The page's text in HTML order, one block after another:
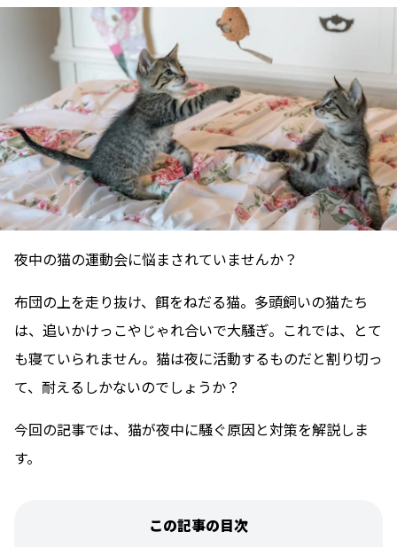
夜中の猫の運動会に悩まされていませんか？
布団の上を走り抜け、餌をねだる猫。多頭飼いの猫たち
は、追いかけっこやじゃれ合いで大騒ぎ。これでは、とて
も寝ていられません。猫は夜に活動するものだと割り切っ
て、耐えるしかないのでしょうか？
今回の記事では、猫が夜中に騒ぐ原因と対策を解説しま
す。
この記事の目次